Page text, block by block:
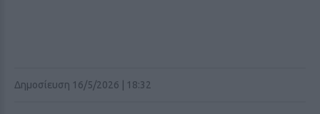
Δημοσίευση 16/5/2026 | 18:32